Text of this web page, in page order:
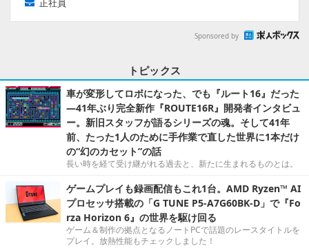
正社員
Sponsored by
トピックス
車が変形してロボになった、でも『ルート16』だった
―41年ぶり完全新作『ROUTE16R』開発者インタビュ
ー。新旧スタッフが語るシリーズの魂。そして41年
前、たった1人のために手作業で直した世界に1本だけ
の“幻のカセット”の話
長い時を経て受け継がれる過去と、新たに生まれるものとは。
ゲームプレイも録画配信もこれ1台。AMD Ryzen™ AI
プロセッサ搭載の「G TUNE P5-A7G60BK-D」で『Fo
rza Horizon 6』の世界を駆け回る
ゲーム＆制作の拠点となるノートPCで話題のレースタイトルを
プレイ。放熱性能もチェックしました！